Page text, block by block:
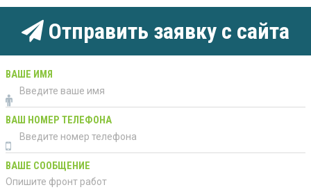
Отправить заявку с сайта
ВАШЕ ИМЯ
ВАШ НОМЕР ТЕЛЕФОНА
ВАШЕ СООБЩЕНИЕ